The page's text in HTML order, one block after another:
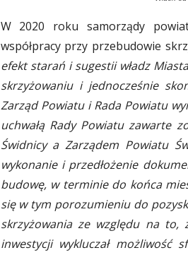
W 2020 roku samorządy
współpracy przy przebudowie
efekt starań i sugestii władz
skrzyżowaniu i jednocześnie
Zarząd Powiatu i Rada Powiatu
uchwałą Rady Powiatu zawarte
Świdnicy a Zarządem Powiatu
wykonanie i przedłożenie
budowę, w terminie do końca
się w tym porozumieniu do
skrzyżowania ze względu na to,
inwestycji wykluczał możliwość